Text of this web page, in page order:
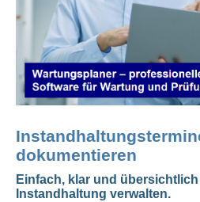
dokumentieren
Einfach, klar und
Instandhaltung verwalten.